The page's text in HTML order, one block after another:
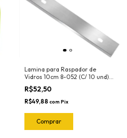
Lamina para Raspador de
Vidros 10cm 8-052 (C/ 10 und)
Exfak (Para o Raspador 15-056
Exfak)
R$52,50
R$49,88 com Pix